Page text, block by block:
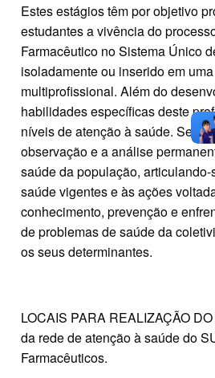
Estes estágios têm por objetivo
estudantes a vivência do
Farmacêutico no Sistema Único
isoladamente ou inserido em
multiprofissional. Além do
habilidades específicas deste
níveis de atenção à saúde.
observação e a análise
saúde da população,
saúde vigentes e às ações
conhecimento, prevenção e
de problemas de saúde da
os seus determinantes.
LOCAIS PARA REALIZAÇÃO
da rede de atenção à saúde do
Farmacêuticos.